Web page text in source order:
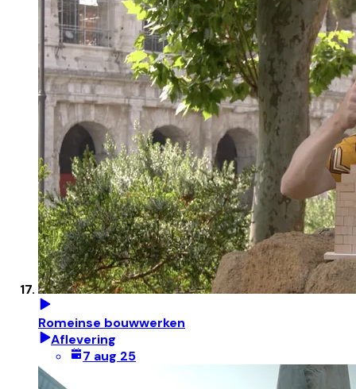
Romeinse bouwwerken
Aflevering
7 aug 25